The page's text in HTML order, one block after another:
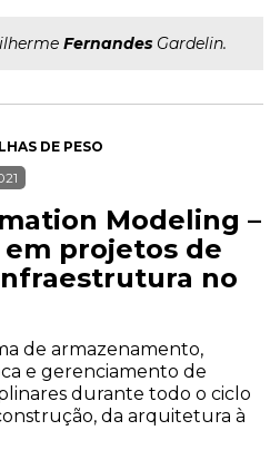
Fernandes Gardelin.
DE PESO
Modeling –
em projetos de
no
de armazenamento,
e gerenciamento de
durante todo o ciclo
da arquitetura à